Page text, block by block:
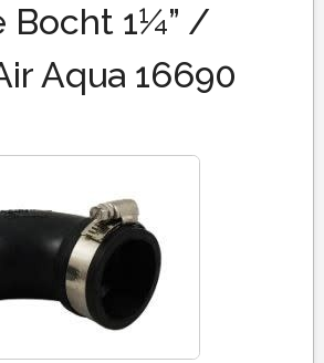
Bocht 1¼” /
Aqua 16690